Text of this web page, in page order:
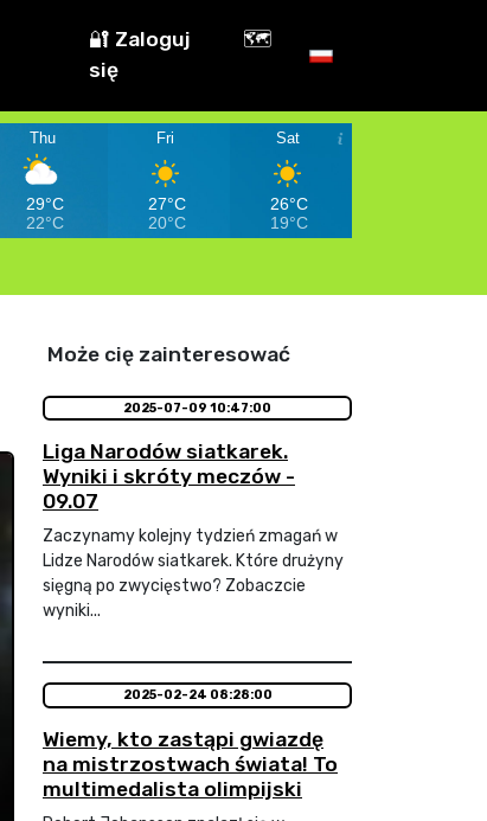
🔐 Zaloguj
się
🗺️
Thu
29°C
22°C
Fri
27°C
20°C
Sat
26°C
19°C
Może cię zainteresować
2025-07-09 10:47:00
Liga Narodów siatkarek.
Wyniki i skróty meczów -
09.07
Zaczynamy kolejny tydzień zmagań w
Lidze Narodów siatkarek. Które drużyny
sięgną po zwycięstwo? Zobaczcie
wyniki...
2025-02-24 08:28:00
Wiemy, kto zastąpi gwiazdę
na mistrzostwach świata! To
multimedalista olimpijski